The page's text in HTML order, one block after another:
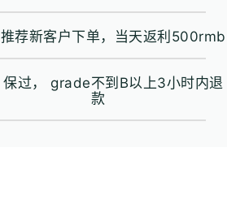
推荐新客户下单，当天返利500rmb
保过， grade不到B以上3小时内退
款